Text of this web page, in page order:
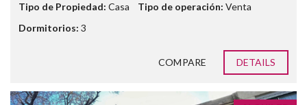
Tipo de Propiedad: Casa Tipo de operación: Venta
Dormitorios: 3
COMPARE DETAILS